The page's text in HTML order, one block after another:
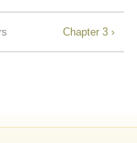
Chapter 3 ›